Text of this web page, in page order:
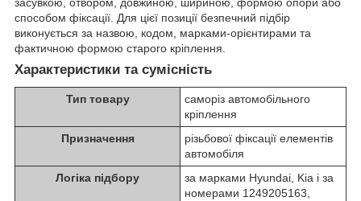
засувкою, отвором, довжиною, шириною, формою опори або
способом фіксації. Для цієї позиції безпечний підбір
виконується за назвою, кодом, марками-орієнтирами та
фактичною формою старого кріплення.
Характеристики та сумісність
Тип товару
саморіз автомобільного
кріплення
Призначення
різьбової фіксації елементів
автомобіля
Логіка підбору
за марками Hyundai, Kia і за
номерами 1249205163,